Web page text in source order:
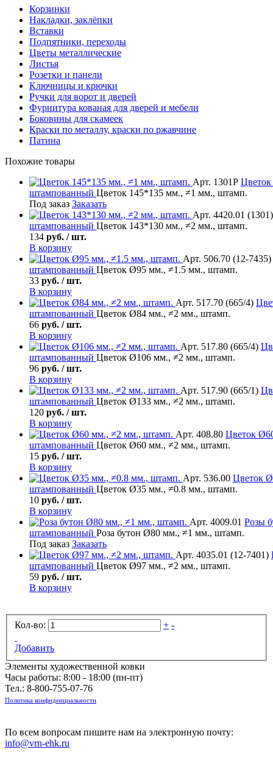
Корзинки
Накладки, заклёпки
Вставки
Подпятники, переходы
Цветы металлические
Листья
Розетки и панели
Ключницы и крючки
Ручки для ворот и дверей
Фурнитура кованая для дверей и мебели
Боковины для скамеек
Краски по металлу, краски по ржавчине
Патина
Похожие товары
Арт. 1301Р Цветок
штампованный Цветок 145*135 мм., ≠1 мм., штамп.
Под заказ Заказать
Арт. 4420.01 (1301)
штампованный Цветок 143*130 мм., ≠2 мм., штамп.
134 руб. / шт.
В корзину
Арт. 506.70 (12-7435)
штампованный Цветок Ø95 мм., ≠1.5 мм., штамп.
33 руб. / шт.
В корзину
Арт. 517.70 (665/4)
штампованный Цветок Ø84 мм., ≠2 мм., штамп.
66 руб. / шт.
В корзину
Арт. 517.80 (665/4)
штампованный Цветок Ø106 мм., ≠2 мм., штамп.
96 руб. / шт.
В корзину
Арт. 517.90 (665/1)
штампованный Цветок Ø133 мм., ≠2 мм., штамп.
120 руб. / шт.
В корзину
Арт. 408.80 Цветок
штампованный Цветок Ø60 мм., ≠2 мм., штамп.
15 руб. / шт.
В корзину
Арт. 536.00 Цветок
штампованный Цветок Ø35 мм., ≠0.8 мм., штамп.
10 руб. / шт.
В корзину
Арт. 4009.01 Розы
штампованный Роза бутон Ø80 мм., ≠1 мм., штамп.
Под заказ Заказать
Арт. 4035.01 (12-7401)
штампованный Цветок Ø97 мм., ≠2 мм., штамп.
59 руб. / шт.
В корзину
Кол-во: + -
Добавить
Элементы художественной ковки
Часы работы: 8:00 - 18:00 (пн-пт)
Тел.: 8-800-755-07-76
Политика конфиденциальности
По всем вопросам пишите нам на электронную почту:
info@vrn-ehk.ru